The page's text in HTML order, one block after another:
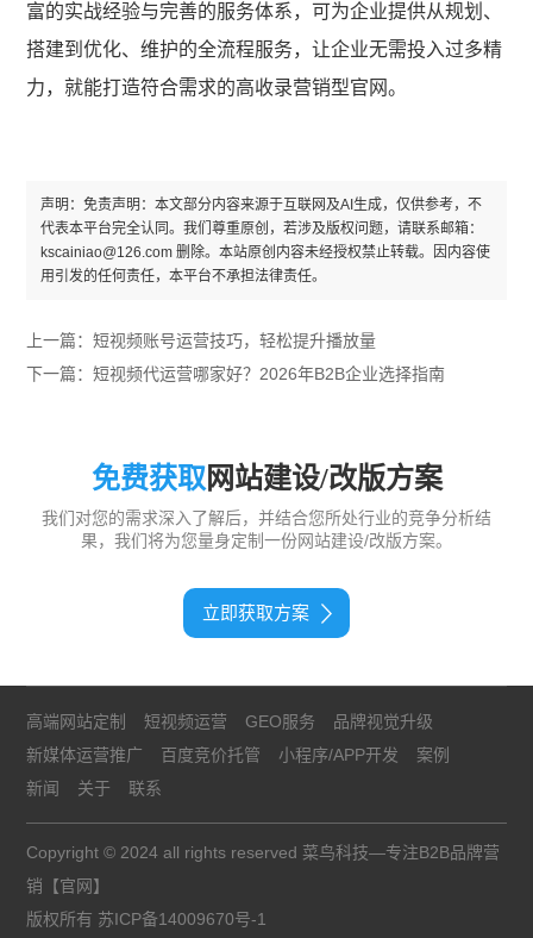
富的实战经验与完善的服务体系，可为企业提供从规划、
搭建到优化、维护的全流程服务，让企业无需投入过多精
力，就能打造符合需求的高收录营销型官网。
声明：免责声明：本文部分内容来源于互联网及AI生成，仅供参考，不
代表本平台完全认同。我们尊重原创，若涉及版权问题，请联系邮箱：
kscainiao@126.com 删除。本站原创内容未经授权禁止转载。因内容使
用引发的任何责任，本平台不承担法律责任。
上一篇：短视频账号运营技巧，轻松提升播放量
下一篇：短视频代运营哪家好？2026年B2B企业选择指南
免费获取网站建设/改版方案
我们对您的需求深入了解后，并结合您所处行业的竞争分析结
果，我们将为您量身定制一份网站建设/改版方案。
立即获取方案
高端网站定制 短视频运营 GEO服务
品牌视觉升级
新媒体运营推广
百度竞价托管 小程序/APP开发
案例
新闻
关于 联系
Copyright © 2024 all rights reserved 菜鸟科技—专注B2B品牌营
销【官网】
版权所有 苏ICP备14009670号-1